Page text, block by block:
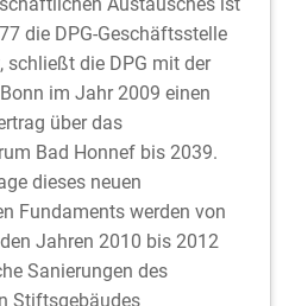
die DPG-Geschäftsstelle
schließt die DPG mit der
im Jahr 2009 einen
über das
Bad Honnef bis 2039.
dieses neuen
Fundaments werden von
Jahren 2010 bis 2012
Sanierungen des
Stiftsgebäudes